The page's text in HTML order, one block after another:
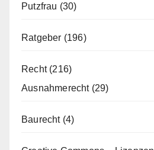
Putzfrau (30)
Ratgeber (196)
Recht(216)
Ausnahmerecht(29)
Baurecht(4)